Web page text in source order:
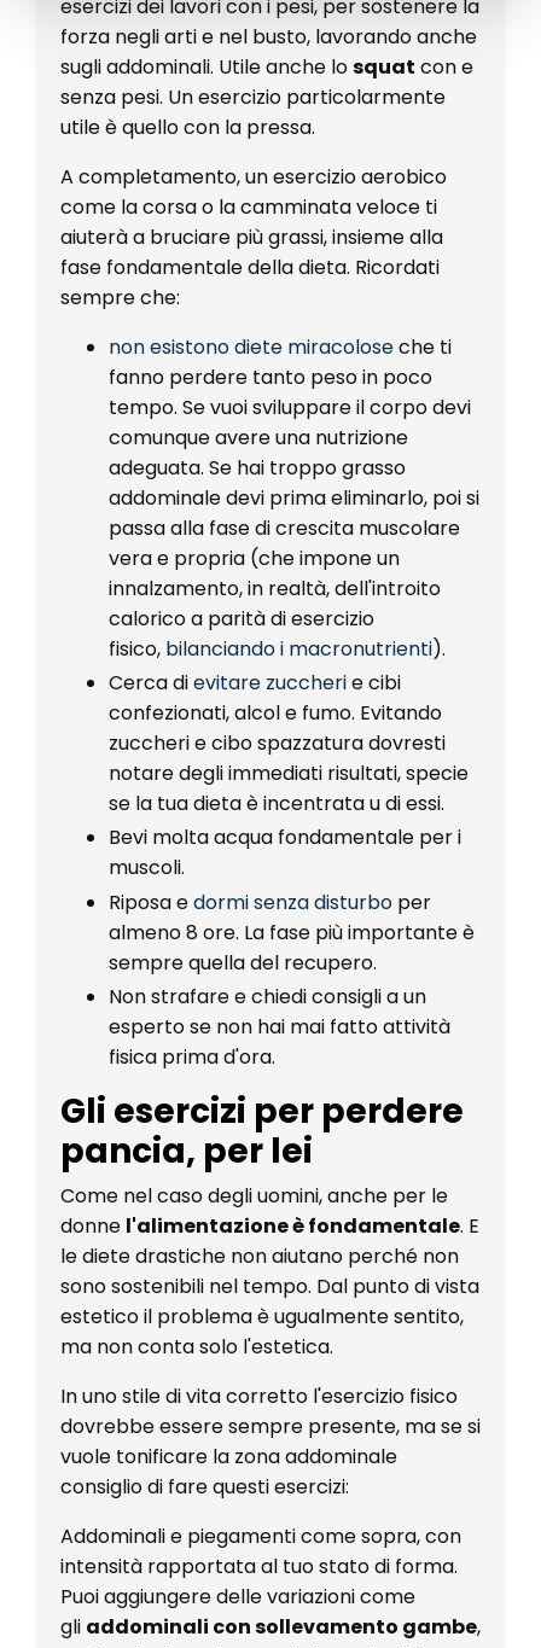
esercizi dei lavori con i pesi, per sostenere la
forza negli arti e nel busto, lavorando anche
sugli addominali. Utile anche losquat con e
senza pesi. Un esercizio particolarmente
utile è quello con la pressa.
A completamento, un esercizio aerobico
come la corsa o la camminata veloce ti
aiuterà a bruciare più grassi, insieme alla
fase fondamentale della dieta. Ricordati
sempre che:
non esistono diete miracoloseche ti
fanno perdere tanto peso in poco
tempo. Se vuoi sviluppare il corpo devi
comunque avere una nutrizione
adeguata. Se hai troppo grasso
addominale devi prima eliminarlo, poi si
passa alla fase di crescita muscolare
vera e propria (che impone un
innalzamento, in realtà, dell'introito
calorico a parità di esercizio
fisico, bilanciando i macronutrienti).
Cerca dievitare zuccherie cibi
confezionati, alcol e fumo. Evitando
zuccheri e cibo spazzatura dovresti
notare degli immediati risultati, specie
se la tua dieta è incentrata u di essi.
Bevi molta acqua fondamentale per i
muscoli.
Riposa edormi senza disturbo per
almeno 8 ore. La fase più importante è
sempre quella del recupero.
Non strafare e chiedi consigli a un
esperto se non hai mai fatto attività
fisica prima d'ora.
Gli esercizi per perdere
pancia, per lei
Come nel caso degli uomini, anche per le
donne l'alimentazione è fondamentale. E
le diete drastiche non aiutano perché non
sono sostenibili nel tempo. Dal punto di vista
estetico il problema è ugualmente sentito,
ma non conta solo l'estetica.
In uno stile di vita corretto l'esercizio fisico
dovrebbe essere sempre presente, ma se si
vuole tonificare la zona addominale
consiglio di fare questi esercizi:
Addominali e piegamenti come sopra, con
intensità rapportata al tuo stato di forma.
Puoi aggiungere delle variazioni come
gli addominali con sollevamento gambe,